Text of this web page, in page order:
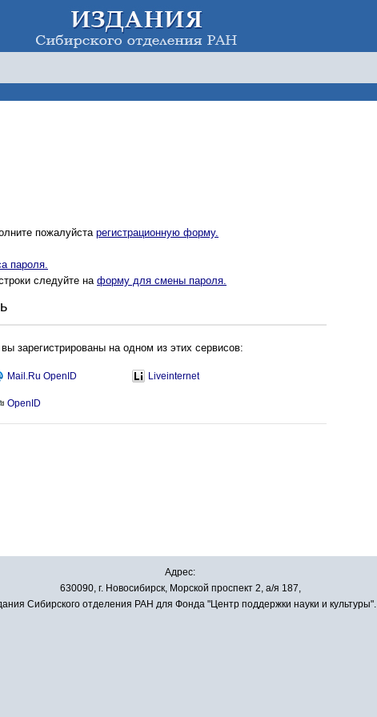
пожалуйста регистрационную форму.
пароля.
следуйте на форму для смены пароля.
зарегистрированы на одном из этих сервисов:
Mail.Ru OpenID Liveinternet
OpenID
Адрес:
630090, г. Новосибирск, Морской проспект 2, а/я 187,
Сибирского отделения РАН для Фонда "Центр поддержки науки и культуры".